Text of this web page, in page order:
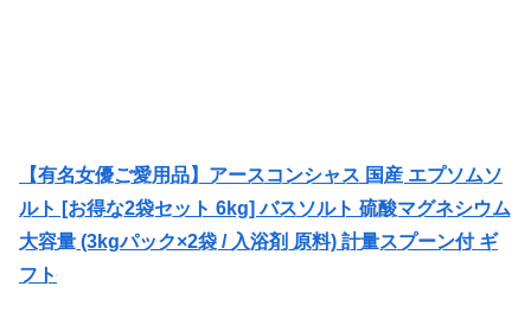
【有名女優ご愛用品】アースコンシャス 国産 エプソムソ
ルト [お得な2袋セット 6kg] バスソルト 硫酸マグネシウム
大容量 (3kgパック×2袋 / 入浴剤 原料) 計量スプーン付 ギ
フト